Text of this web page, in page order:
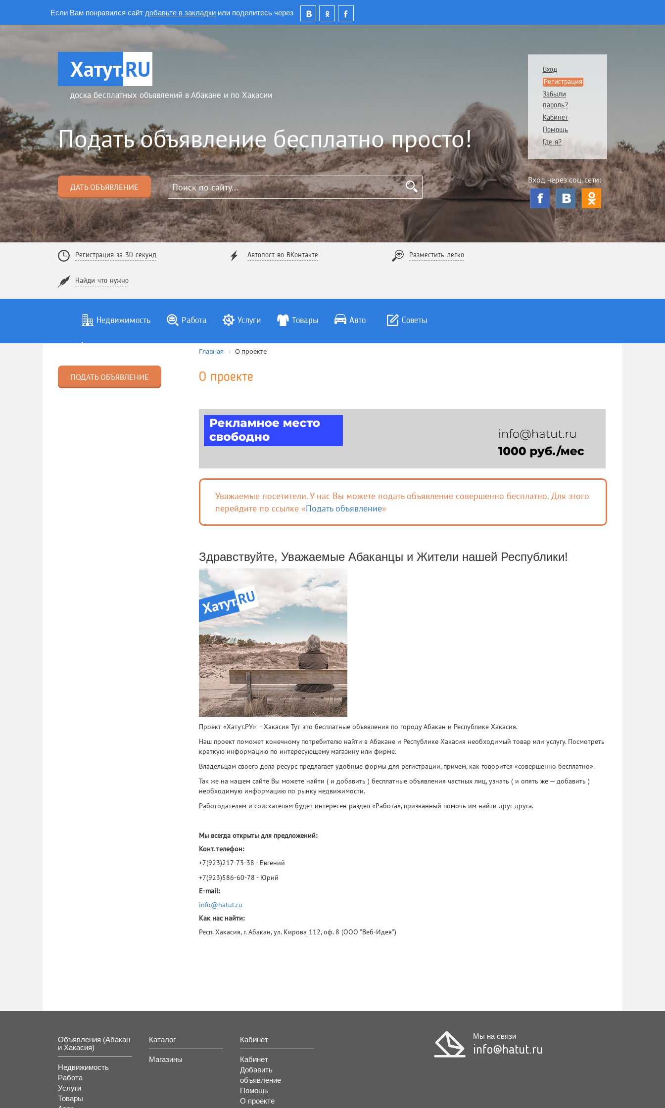
Если Вам понравился сайт добавьте в закладки или поделитесь через
Хатут.RU
доска бесплатных объявлений в Абакане и по Хакасии
Подать объявление бесплатно просто!
ДАТЬ ОБЪЯВЛЕНИЕ
Вход
Регистрация
Забыли
пароль?
Кабинет
Помощь
Где я?
Вход через соц. сети:
Регистрация за 30 секунд Автопост во ВКонтакте Разместить легко
Найди что нужно
Недвижимость Работа Услуги Товары Авто Советы
ПОДАТЬ ОБЪЯВЛЕНИЕ
Главная О проекте
О проекте
Уважаемые посетители. У нас Вы можете подать объявление совершенно бесплатно. Для этого
перейдите по ссылке «Подать объявление»
Здравствуйте, Уважаемые Абаканцы и Жители нашей Республики!
Проект «Хатут.РУ» - Хакасия Тут это бесплатные объявления по городу Абакан и Республике Хакасия.
Наш проект поможет конечному потребителю найти в Абакане и Республике Хакасия необходимый товар или услугу. Посмотреть
краткую информацию по интересующему магазину или фирме.
Владельцам своего дела ресурс предлагает удобные формы для регистрации, причем, как говорится «совершенно бесплатно».
Так же на нашем сайте Вы можете найти ( и добавить ) бесплатные объявления частных лиц, узнать ( и опять же — добавить )
необходимую информацию по рынку недвижимости.
Работодателям и соискателям будет интересен раздел «Работа», призванный помочь им найти друг друга.
Мы всегда открыты для предложений:
Конт. телефон:
+7(923)217-73-38 - Евгений
+7(923)586-60-78 - Юрий
E-mail:
info@hatut.ru
Как нас найти:
Респ. Хакасия, г. Абакан, ул. Кирова 112, оф. 8 (ООО "Веб-Идея")
Объявления (Абакан
и Хакасия)
Недвижимость
Работа
Услуги
Товары
Каталог
Магазины
Кабинет
Кабинет
Добавить
объявление
Помощь
О проекте
Мы на связи
info@hatut.ru